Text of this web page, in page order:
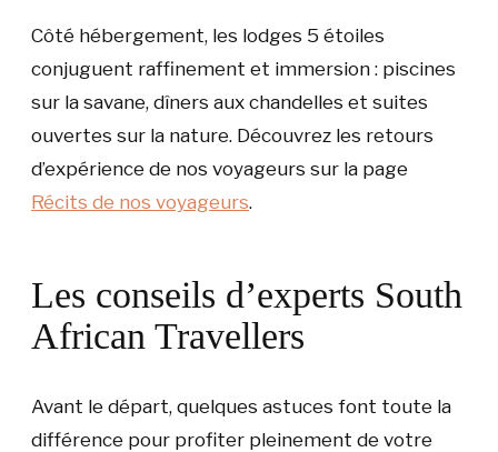
Côté hébergement, les lodges 5 étoiles
conjuguent raffinement et immersion : piscines
sur la savane, dîners aux chandelles et suites
ouvertes sur la nature. Découvrez les retours
d’expérience de nos voyageurs sur la page
Récits de nos voyageurs.
Les conseils d’experts South
African Travellers
Avant le départ, quelques astuces font toute la
différence pour profiter pleinement de votre